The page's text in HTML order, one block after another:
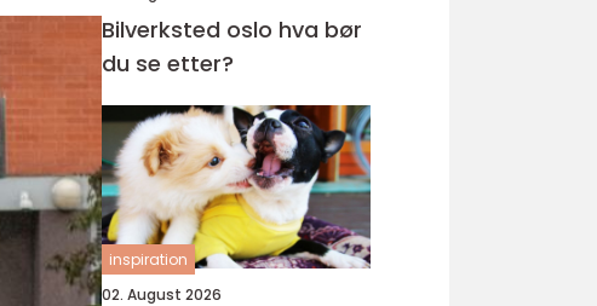
Bilverksted oslo hva bør
du se etter?
inspiration
02. August 2026